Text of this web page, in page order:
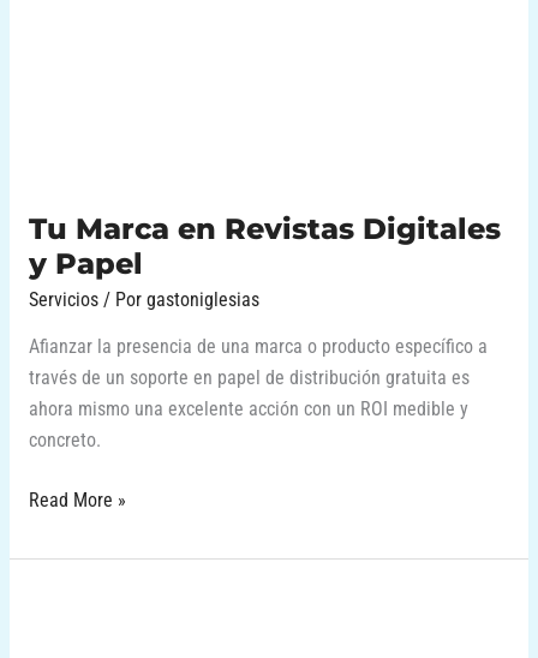
Tu Marca en Revistas Digitales
y Papel
Servicios/ Por gastoniglesias
Afianzar la presencia de una marca o producto específico a
través de un soporte en papel de distribución gratuita es
ahora mismo una excelente acción con un ROI medible y
concreto.
Read More »